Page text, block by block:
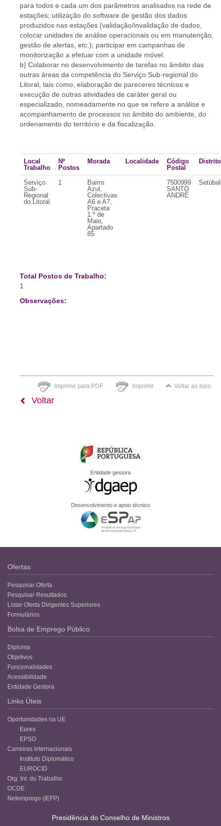
para todos e cada um dos parâmetros analisados na rede de
estações; utilização do software de gestão dos dados
produzidos nas estações (validação/invalidação de dados,
colocar unidades de análise operacionais ou em manutenção,
gestão de alertas, etc.); participar em campanhas de
monitorização a efetuar com a unidade móvel.
b) Colaborar no desenvolvimento de tarefas no âmbito das
outras áreas da competência do Serviço Sub-regional do
Litoral, tais como, elaboração de pareceres técnicos e
execução de outras atividades de caráter geral ou
especializado, nomeadamente no que se refere a análise e
acompanhamento de processos no âmbito do ambiente, do
ordenamento do território e da fiscalização.
Local
Trabalho
Nº
Postos
Morada Localidade
Código
Postal
Distrito
Serviço
Sub-
Regional
do Litoral
1
Bairro
Azul,
Colectivas
A6 e A7,
Praceta
1.º de
Maio,
Apartado
85
7500999
SANTO
ANDRÉ
Setúbal
Total Postos de Trabalho:
1
Observações:
Imprimir para PDF Imprimir Voltar ao topo
Voltar
Entidade gestora
Desenvolvimento e apoio técnico
Ofertas
Pesquisar Oferta
Pesquisar Resultados
Listar Oferta Dirigentes Superiores
Formulários
Bolsa de Emprego Público
Diploma
Objetivos
Funcionalidades
Acessibilidade
Entidade Gestora
Links Úteis
Oportunidades na UE
Eures
EPSO
Carreiras Internacionais
Instituto Diplomático
EUROCID
Org. Int. do Trabalho
OCDE
Netemprego (IEFP)
Presidência do Conselho de Ministros